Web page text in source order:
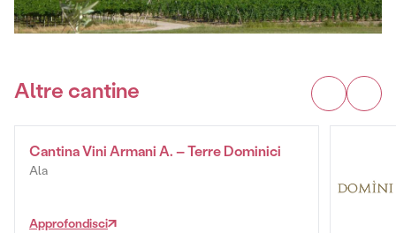
Altre cantine
Cantina Vini Armani A. – Terre Dominici
Ala
Approfondisci